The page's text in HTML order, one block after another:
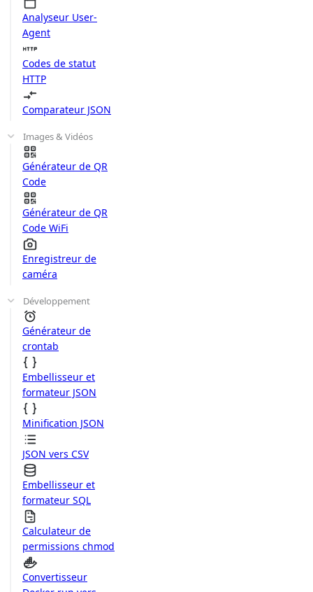
Analyseur User-
Agent
Codes de statut
HTTP
Comparateur JSON
Images & Vidéos
Générateur de QR
Code
Générateur de QR
Code WiFi
Enregistreur de
caméra
Développement
Générateur de
crontab
Embellisseur et
formateur JSON
Minification JSON
JSON vers CSV
Embellisseur et
formateur SQL
Calculateur de
permissions chmod
Convertisseur